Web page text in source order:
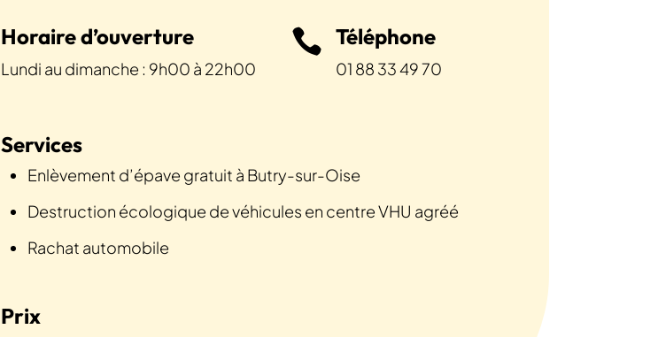
Horaire d’ouverture
Lundi au dimanche : 9h00 à 22h00
 Téléphone
01 88 33 49 70
Services
Enlèvement d’épave gratuit à Butry-sur-Oise
Destruction écologique de véhicules en centre VHU agréé
Rachat automobile
Prix